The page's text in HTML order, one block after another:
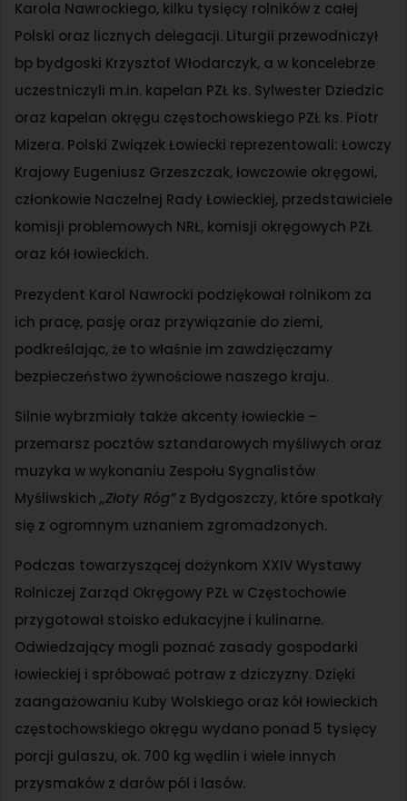
Karola Nawrockiego, kilku tysięcy rolników z całej
Polski oraz licznych delegacji. Liturgii przewodniczył
bp bydgoski Krzysztof Włodarczyk, a w koncelebrze
uczestniczyli m.in. kapelan PZŁ ks. Sylwester Dziedzic
oraz kapelan okręgu częstochowskiego PZŁ ks. Piotr
Mizera. Polski Związek Łowiecki reprezentowali: Łowczy
Krajowy Eugeniusz Grzeszczak, łowczowie okręgowi,
członkowie Naczelnej Rady Łowieckiej, przedstawiciele
komisji problemowych NRŁ, komisji okręgowych PZŁ
oraz kół łowieckich.
Prezydent Karol Nawrocki podziękował rolnikom za
ich pracę, pasję oraz przywiązanie do ziemi,
podkreślając, że to właśnie im zawdzięczamy
bezpieczeństwo żywnościowe naszego kraju.
Silnie wybrzmiały także akcenty łowieckie –
przemarsz pocztów sztandarowych myśliwych oraz
muzyka w wykonaniu Zespołu Sygnalistów
Myśliwskich „Złoty Róg”z Bydgoszczy, które spotkały
się z ogromnym uznaniem zgromadzonych.
Podczas towarzyszącej dożynkom XXIV Wystawy
Rolniczej Zarząd Okręgowy PZŁ w Częstochowie
przygotował stoisko edukacyjne i kulinarne.
Odwiedzający mogli poznać zasady gospodarki
łowieckiej i spróbować potraw z dziczyzny. Dzięki
zaangażowaniu Kuby Wolskiego oraz kół łowieckich
częstochowskiego okręgu wydano ponad 5 tysięcy
porcji gulaszu, ok. 700 kg wędlin i wiele innych
przysmaków z darów pól i lasów.